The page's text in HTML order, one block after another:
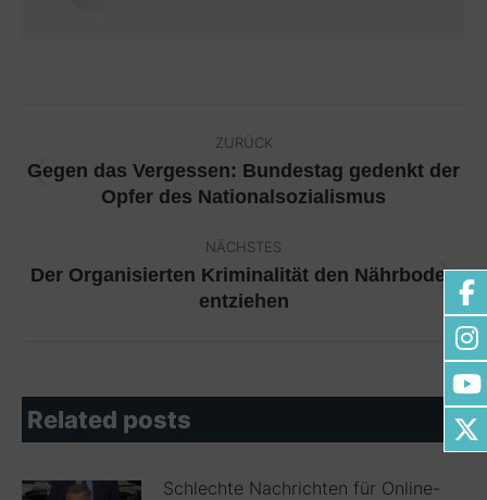
Kommentarnavigation
ZURÜCK
Vorheriger
Gegen das Vergessen: Bundestag gedenkt der
Opfer des Nationalsozialismus
NÄCHSTES
Nächster
Der Organisierten Kriminalität den Nährboden
entziehen
Related posts
Schlechte Nachrichten für Online-